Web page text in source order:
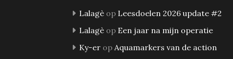
Lalagè op Leesdoelen 2026 update #2
Lalagè op Een jaar na mijn operatie
Ky-er op Aquamarkers van de action